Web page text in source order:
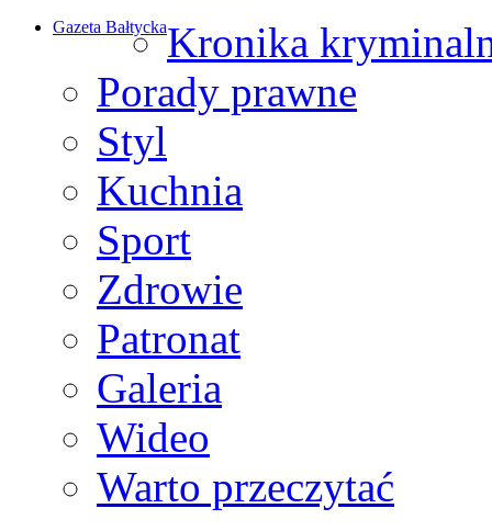
Gazeta BałtyckaKronika
Porady prawne
Styl
Kuchnia
Sport
Zdrowie
Patronat
Galeria
Wideo
Warto przeczytać